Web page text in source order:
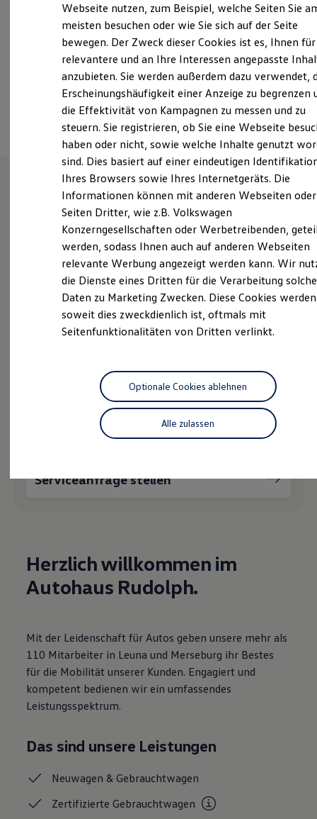
Laden
Laden unterwegs
Laden Zuhause
Ladestationen finden
Ladezeitensimulator
Batterie
Sicherheit
Garantie und Lebensdauer
Nachhaltigkeit
Technologie
Kosten und Kauf
Verbrauchskosten
Kaufoptionen
E-Auto-Förderung
Software und Konnektivität
ID. Software Versionen und Updates
Digitale Extras
Schnittstellen zu Ihrem ID.
Hybridautos
Marke und Erlebnis
Volkswagen R und R Experience
R-Modelle
Driving Experience
Volkswagen entdecken
Lifestyle Shop
T-Roc Kollektion
Golf Kollektion
ID. Kollektion
Volkswagen Kollektion
R-Kollektion
#wedriveproud
Reparaturen und Checks
Motorenöl und Flüssigkeiten
Räder und Reifen
Pannen- und Unfallhilfe
Zubehör
Modellspezifisches Zubehör
Transport
Entertainment und Elektronik
Individualisieren
Dienste für Ihr Modell finden
Volkswagen Apps, Login und Shop
Updates für Software, Karten und Radio
Vorgängermodelle
leuna@autohaus-rudolph.de
+49 3461 86050
Ansprechpartner
Wie können wir
Ihnen weiterhelfen?
Probefahrt vereinbaren
Fahrzeugangebot anfordern
Serviceanfrage stellen
Herzlich willkommen im
Autohaus Rudolph.
Mit der Leidenschaft für Autos geben unsere mehr als
110 Mitarbeiter in Leuna und Merseburg ihr Bestes
für die Mobilität unserer Kunden. Engagiert und
kompetent bedienen wir ein umfassendes
Leistungsspektrum.
Das sind unsere Leistungen
Neuwagen &Gebrauchtwagen
ZertifizierteGebrauchtwagen
Webseite nutzen, zum Beispiel, welche Seiten Sie
meisten besuchen oder wie Sie sich auf der Seite
bewegen. Der Zweck dieser Cookies ist es, Ihnen für
relevantere und an Ihre Interessen angepasste
anzubieten. Sie werden außerdem dazu verwendet,
Erscheinungshäufigkeit einer Anzeige zu begrenzen
die Effektivität von Kampagnen zu messen und zu
steuern. Sie registrieren, ob Sie eine Webseite
haben oder nicht, sowie welche Inhalte genutzt
sind. Dies basiert auf einer eindeutigen
Ihres Browsers sowie Ihres Internetgeräts. Die
Informationen können mit anderen Webseiten oder
Seiten Dritter, wie z.B. Volkswagen
Konzerngesellschaften oder Werbetreibenden,
werden, sodass Ihnen auch auf anderen Webseiten
relevante Werbung angezeigt werden kann. Wir
die Dienste eines Dritten für die Verarbeitung
Daten zu Marketing Zwecken. Diese Cookies
soweit dies zweckdienlich ist, oftmals mit
Seitenfunktionalitäten von Dritten verlinkt.
Alle zulassen
Optionale Cookies ablehnen